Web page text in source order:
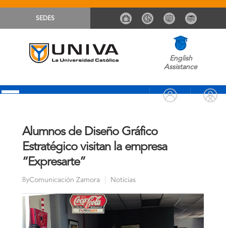
SEDES
English
Assistance
Alumnos de Diseño Gráfico
Estratégico visitan la empresa
“Expresarte”
ByComunicación Zamora Noticias